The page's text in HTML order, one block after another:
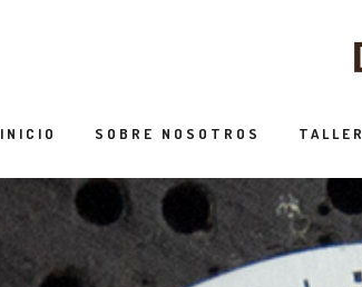
INICIO SOBRE NOSOTROS TALLER